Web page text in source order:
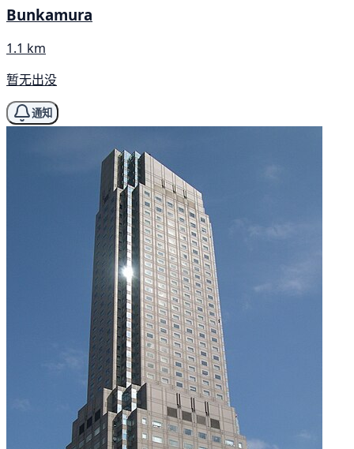
Bunkamura
1.1 km
暂无出没
通知